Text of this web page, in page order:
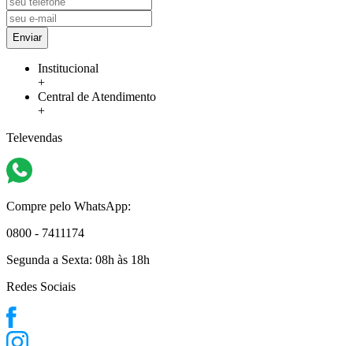
Enviar
Institucional
+
Central de Atendimento
+
Televendas
Compre pelo WhatsApp:
0800 - 7411174
Segunda a Sexta: 08h às 18h
Redes Sociais